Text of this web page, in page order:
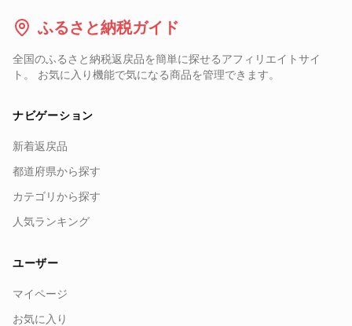
ふるさと納税ガイド
全国のふるさと納税返戻品を簡単に探せるアフィリエイトサイ
ト。 お気に入り機能で気になる商品を管理できます。
ナビゲーション
新着返戻品
都道府県から探す
カテゴリから探す
人気ランキング
ユーザー
マイページ
お気に入り